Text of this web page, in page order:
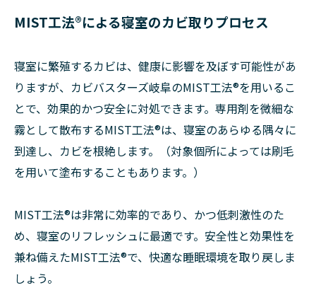
MIST工法®による寝室のカビ取りプロセス
寝室に繁殖するカビは、健康に影響を及ぼす可能性があ
りますが、カビバスターズ岐阜のMIST工法®を用いるこ
とで、効果的かつ安全に対処できます。専用剤を微細な
霧として散布するMIST工法®は、寝室のあらゆる隅々に
到達し、カビを根絶します。（対象個所によっては刷毛
を用いて塗布することもあります。）
MIST工法®は非常に効率的であり、かつ低刺激性のた
め、寝室のリフレッシュに最適です。安全性と効果性を
兼ね備えたMIST工法®で、快適な睡眠環境を取り戻しま
しょう。